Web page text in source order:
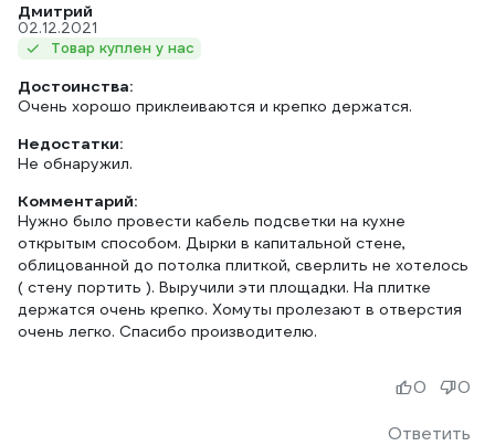
Дмитрий
02.12.2021
Товар куплен у нас
Достоинства:
Очень хорошо приклеиваются и крепко держатся.
Недостатки:
Не обнаружил.
Комментарий:
Нужно было провести кабель подсветки на кухне
открытым способом. Дырки в капитальной стене,
облицованной до потолка плиткой, сверлить не хотелось
( стену портить ). Выручили эти площадки. На плитке
держатся очень крепко. Хомуты пролезают в отверстия
очень легко. Спасибо производителю.
Ответить
0 0